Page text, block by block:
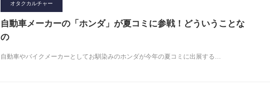
オタクカルチャー
自動車メーカーの「ホンダ」が夏コミに参戦！どういうことな
の
自動車やバイクメーカーとしてお馴染みのホンダが今年の夏コミに出展する…